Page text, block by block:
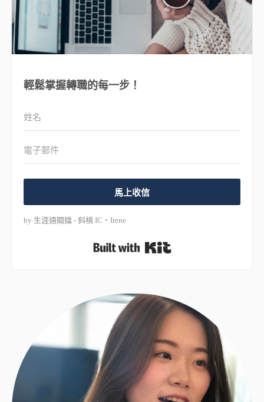
輕鬆掌握轉職的每一步！
馬上收信
by 生涯通關鑰 - 斜槓 IC・Irene